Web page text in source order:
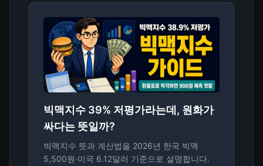
빅맥지수 39% 저평가라는데, 원화가
싸다는 뜻일까?
빅맥지수 뜻과 계산법을 2026년 한국 빅맥
5,500원·미국 6.12달러 기준으로 설명합니다.